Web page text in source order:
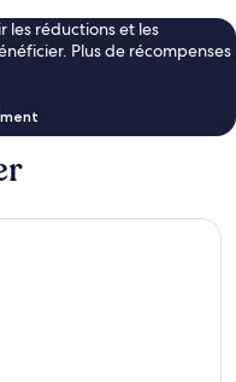
les réductions et les
Plus de récompenses